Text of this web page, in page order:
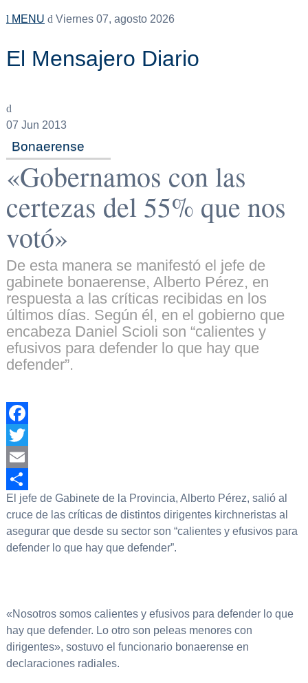
MENU Viernes 07, agosto 2026
El Mensajero Diario
07 Jun 2013
Bonaerense
«Gobernamos con las
certezas del 55% que nos
votó»
De esta manera se manifestó el jefe de
gabinete bonaerense, Alberto Pérez, en
respuesta a las críticas recibidas en los
últimos días. Según él, en el gobierno que
encabeza Daniel Scioli son “calientes y
efusivos para defender lo que hay que
defender”.
Facebook
Twitter
Email
Compartir
El jefe de Gabinete de la Provincia, Alberto Pérez, salió al
cruce de las críticas de distintos dirigentes kirchneristas al
asegurar que desde su sector son “calientes y efusivos para
defender lo que hay que defender”.
«Nosotros somos calientes y efusivos para defender lo que
hay que defender. Lo otro son peleas menores con
dirigentes», sostuvo el funcionario bonaerense en
declaraciones radiales.